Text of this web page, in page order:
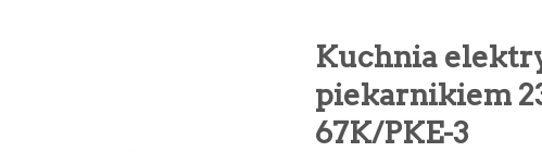
Kuchnia
piekarnikiem
67K/PKE-3